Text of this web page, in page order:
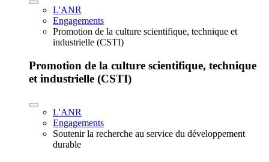
L'ANR
Engagements
Promotion de la culture scientifique, technique et
industrielle (CSTI)
Promotion de la culture scientifique, technique
et industrielle (CSTI)
L'ANR
Engagements
Soutenir la recherche au service du développement
durable